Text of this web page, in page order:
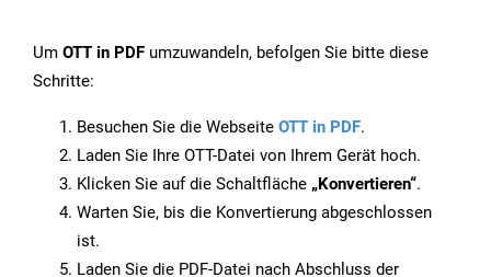
Um OTT in PDF umzuwandeln, befolgen Sie bitte diese
Schritte:
Besuchen Sie die Webseite OTT in PDF.
Laden Sie Ihre OTT-Datei von Ihrem Gerät hoch.
Klicken Sie auf die Schaltfläche „Konvertieren“.
Warten Sie, bis die Konvertierung abgeschlossen
ist.
Laden Sie die PDF-Datei nach Abschluss der